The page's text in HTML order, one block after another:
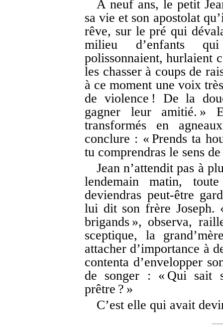
A neuf ans, le petit
sa vie et son apostolat
rêve, sur le pré qui
milieu d’enfants qui
polissonnaient, hurlaient
les chasser à coups de
à ce moment une voix
de violence ! De la
gagner leur amitié. »
transformés en
conclure : « Prends ta
tu comprendras le sens
Jean n’attendit pas à
lendemain matin,
deviendras peut-être
lui dit son frère Joseph.
brigands », observa,
sceptique, la
attacher d’importance à
contenta d’envelopper
de songer : « Qui sait
prêtre ? »
C’est elle qui avait